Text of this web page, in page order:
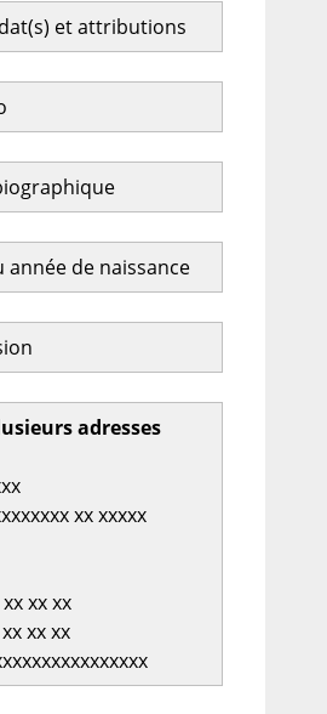
et attributions
année de naissance
adresses
xx xxxxx
xx xx
xx xx